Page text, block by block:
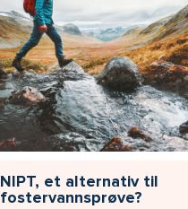
NIPT, et alternativ til
fostervannsprøve?